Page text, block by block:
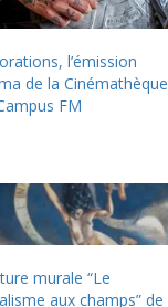
l’émission
de la Cinémathèque
FM
murale “Le
aux champs” de